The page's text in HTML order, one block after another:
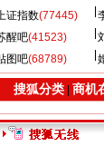
证指数(77445)
醒吧(41523)
图吧(68789)
搜狐分类| 商机